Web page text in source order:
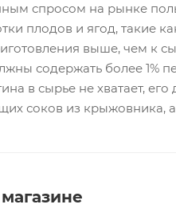
спросом на рынке
плодов и ягод, такие
выше, чем к
содержать более 1%
в сырье не хватает,
соков из крыжовника,